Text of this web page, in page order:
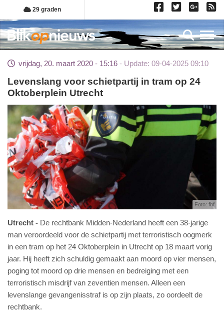
Overslaan
en
naar
de
gaan
29 graden
vrijdag, 20. maart 2020 - 15:16 Update: 09-04-2025 09:10
Levenslang voor schietpartij in tram op 24
Oktoberplein Utrecht
Foto: fbf
Utrecht
De rechtbank Midden-Nederland heeft een 38-jarige
man veroordeeld voor de schietpartij met terroristisch oogmerk
in een tram op het 24 Oktoberplein in Utrecht op 18 maart vorig
jaar. Hij heeft zich schuldig gemaakt aan moord op vier mensen,
poging tot moord op drie mensen en bedreiging met een
terroristisch misdrijf van zeventien mensen. Alleen een
levenslange gevangenisstraf is op zijn plaats, zo oordeelt de
rechtbank.